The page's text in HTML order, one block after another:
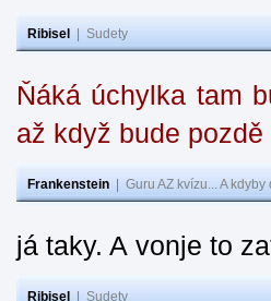
Ribisel Sudety
Ňáká úchylka tam
až když bude pozdě
Frankenstein Guru AZ kvízu... A
já taky. A vonje to
Ribisel Sudety